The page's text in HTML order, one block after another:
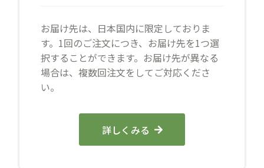
お届け先は、日本国内に限定しておりま
す。1回のご注文につき、お届け先を1つ選
択することができます。お届け先が異なる
場合は、複数回注文をしてご対応くださ
い。
詳しくみる